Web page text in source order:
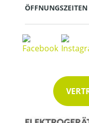
ÖFFNUNGSZEITEN